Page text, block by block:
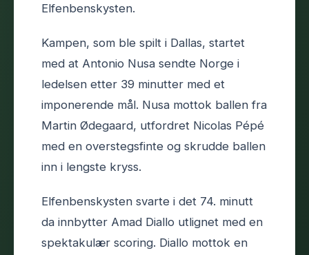
Elfenbenskysten.
Kampen, som ble spilt i Dallas, startet
med at Antonio Nusa sendte Norge i
ledelsen etter 39 minutter med et
imponerende mål. Nusa mottok ballen fra
Martin Ødegaard, utfordret Nicolas Pépé
med en overstegsfinte og skrudde ballen
inn i lengste kryss.
Elfenbenskysten svarte i det 74. minutt
da innbytter Amad Diallo utlignet med en
spektakulær scoring. Diallo mottok en